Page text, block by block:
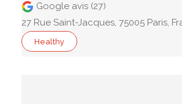
Google avis (27)
27 Rue Saint-Jacques, 75005 Paris,
Healthy